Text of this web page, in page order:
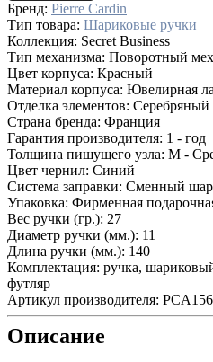
Бренд: Pierre Cardin
Тип товара: Шариковые ручки
Коллекция: Secret Business
Тип механизма: Поворотный
Цвет корпуса: Красный
Материал корпуса: Ювелирная
Отделка элементов: Серебряный
Страна бренда: Франция
Гарантия производителя: 1 - год
Толщина пишущего узла: M -
Цвет чернил: Синий
Система заправки: Сменный
Упаковка: Фирменная
Вес ручки (гр.): 27
Диаметр ручки (мм.): 11
Длина ручки (мм.): 140
Комплектация: ручка,
футляр
Артикул производителя:
Описание